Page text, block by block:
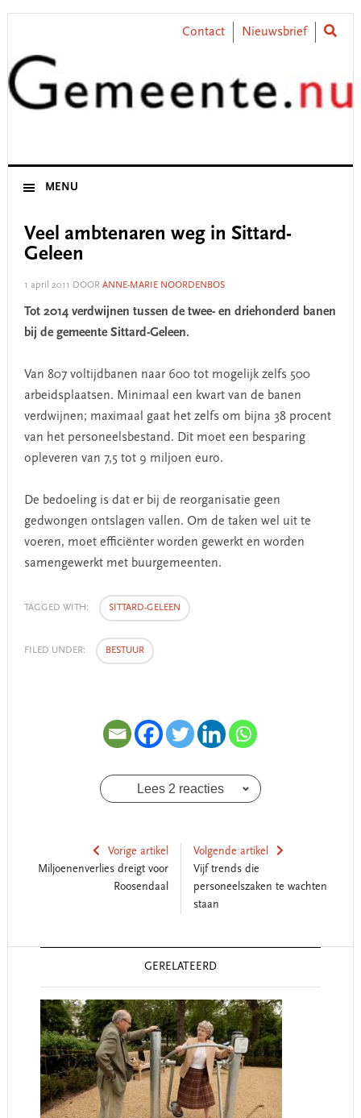
Skip
primary
navigation
Skip
content
Skip
primary
sidebar
Skip
footer
Contact Nieuwsbrief
MENU
Veel ambtenaren weg in Sittard-
Geleen
1 april 2011 DOOR ANNE-MARIE NOORDENBOS
Tot 2014 verdwijnen tussen de twee- en driehonderd banen
bij de gemeente Sittard-Geleen.
Van 807 voltijdbanen naar 600 tot mogelijk zelfs 500
arbeidsplaatsen. Minimaal een kwart van de banen
verdwijnen; maximaal gaat het zelfs om bijna 38 procent
van het personeelsbestand. Dit moet een besparing
opleveren van 7,5 tot 9 miljoen euro.
De bedoeling is dat er bij de reorganisatie geen
gedwongen ontslagen vallen. Om de taken wel uit te
voeren, moet efficiënter worden gewerkt en worden
samengewerkt met buurgemeenten.
TAGGED WITH: SITTARD-GELEEN
FILED UNDER: BESTUUR
Lees 2 reacties
Vorige artikel
Miljoenenverlies dreigt voor
Roosendaal
Volgende artikel
Vijf trends die
personeelszaken te wachten
staan
GERELATEERD